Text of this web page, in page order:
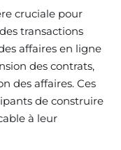
cruciale pour
transactions
affaires en ligne
des contrats,
des affaires. Ces
de construire
à leur